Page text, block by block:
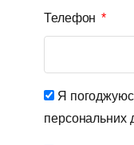
Телефон
Я
персональних